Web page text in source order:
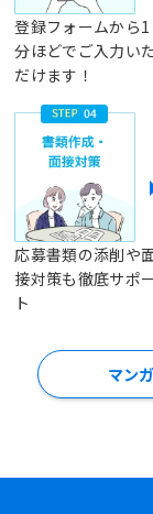
登録フォームから1
分ほどでご入力い
だけます！
応募書類の添削や
接対策も徹底サポ
ト
マン